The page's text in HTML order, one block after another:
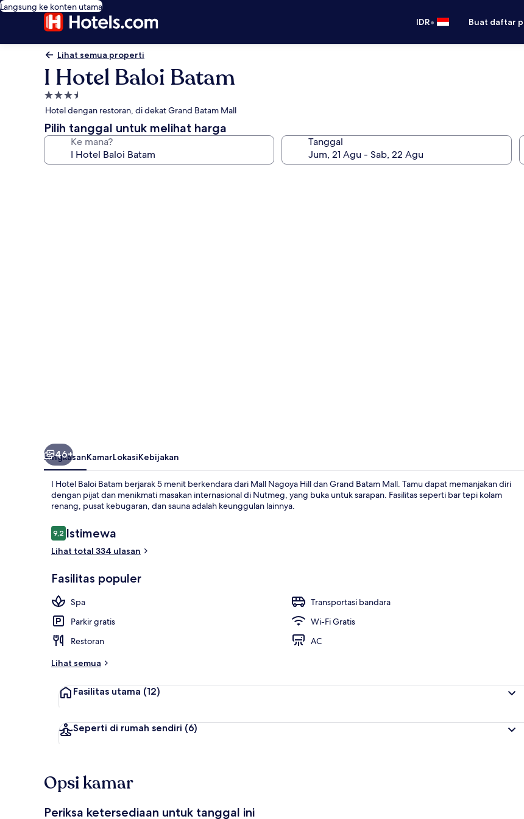
Langsung ke konten utama
IDR• Buat daftar
Lihat semua properti
I Hotel Baloi Batam
Properti
bintang
3.5
Hotel dengan restoran, di dekat Grand Batam Mall
Pilih tanggal untuk melihat harga
Ke mana? Tanggal
46+
RingkasanKamarLokasiKebijakan
I Hotel Baloi Batam berjarak 5 menit berkendara dari Mall Nagoya Hill dan Grand Batam Mall. Tamu dapat memanjakan diri
dengan pijat dan menikmati masakan internasional di Nutmeg, yang buka untuk sarapan. Fasilitas seperti bar tepi kolam
renang, pusat kebugaran, dan sauna adalah keunggulan lainnya.
Ulasan
9,29,2 dari 10
Istimewa
Lihat total 334 ulasan
Fasilitas populer
Spa
Transportasi bandara
Parkir gratis
Wi-Fi Gratis
Restoran
AC
Lihat semua
Fasilitas utama (12)
Seperti di rumah sendiri (6)
Opsi kamar
Periksa ketersediaan untuk tanggal ini